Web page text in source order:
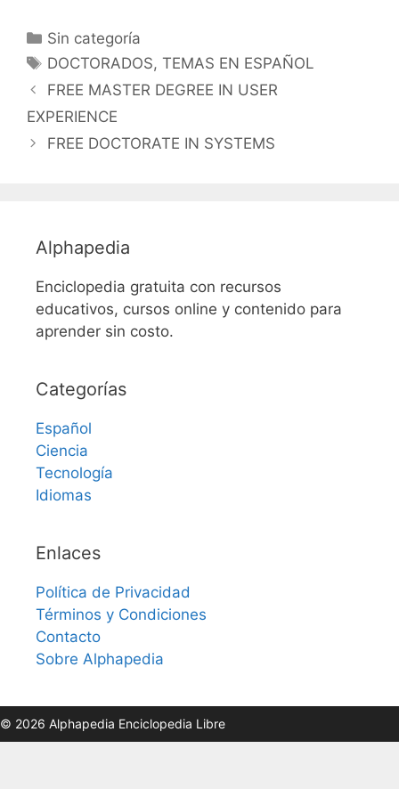
Categorías
Sin categoría
Etiquetas
DOCTORADOS,TEMAS EN ESPAÑOL
FREE MASTER DEGREE IN USER
EXPERIENCE
FREE DOCTORATE IN SYSTEMS
Alphapedia
Enciclopedia gratuita con recursos
educativos, cursos online y contenido para
aprender sin costo.
Categorías
Español
Ciencia
Tecnología
Idiomas
Enlaces
Política de Privacidad
Términos y Condiciones
Contacto
Sobre Alphapedia